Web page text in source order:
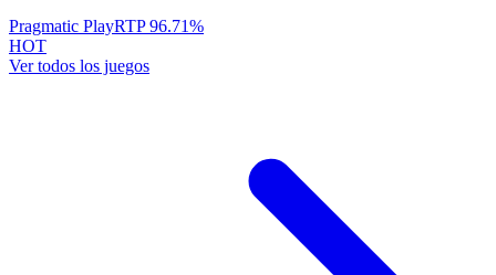
Pragmatic PlayRTP96.71%
HOT
Ver todos los juegos